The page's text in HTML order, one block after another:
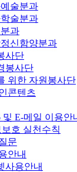
술분과
술분과
과
신함양분과
사단
봉사단
위한 자원봉사단
콘텐츠
및 E-메일 이용안
호 실천수칙
문
안내
사용안내